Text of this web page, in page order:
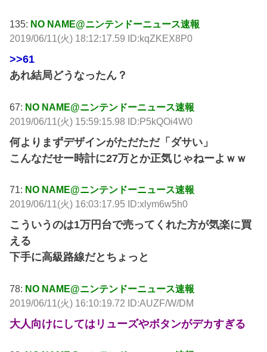
135: NO NAME@ニンテンドーニュース速報
2019/06/11(火) 18:12:17.59 ID:kqZKEX8P0
>>61
あれ結局どうなったん？
67: NO NAME@ニンテンドーニュース速報
2019/06/11(火) 15:59:15.98 ID:P5kQOi4W0
何よりまずデザインがただただ「ダサい」
こんなだせー時計に27万とか正気じゃねーよｗｗ
71: NO NAME@ニンテンドーニュース速報
2019/06/11(火) 16:03:17.95 ID:xlym6w5h0
こういうのは1万円台で売ってくれた方が気楽に買
える
下手に高級路線だとちょっと
78: NO NAME@ニンテンドーニュース速報
2019/06/11(火) 16:10:19.72 ID:AUZF/W/DM
大人向けにしてはリューズやボタンがデカすぎる